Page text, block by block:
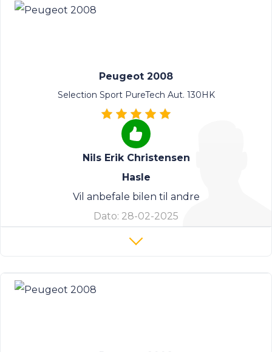
Peugeot 2008
Selection Sport PureTech Aut. 130HK
Nils Erik Christensen
Hasle
Vil anbefale bilen til andre
Dato: 28-02-2025